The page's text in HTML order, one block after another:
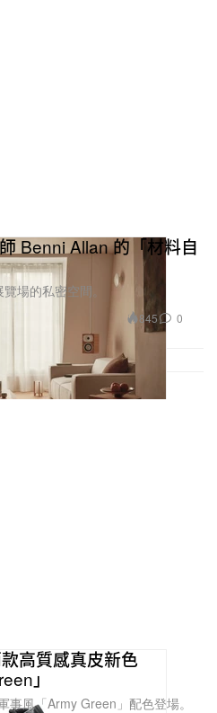
Benni Allan 的「材料自
場的私密空間。
845 0
高質感真皮新色
」
風「Army Green」配色登場。